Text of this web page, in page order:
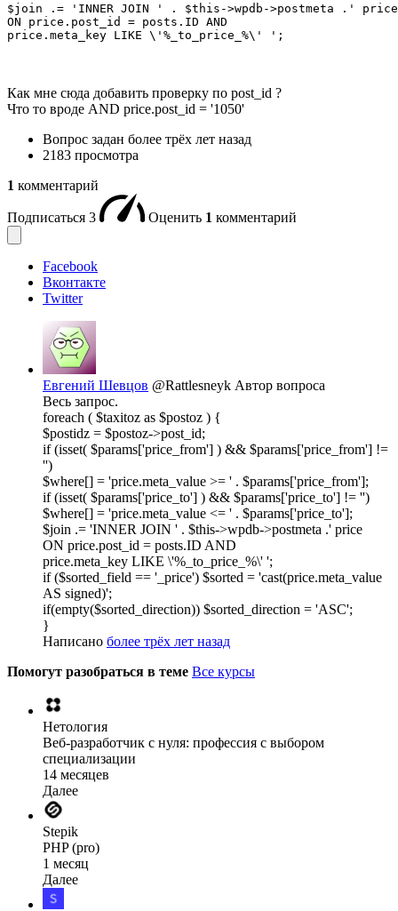
$join .= 'INNER JOIN ' . $this->wpdb->postmeta .' price
ON price.post_id = posts.ID AND
price.meta_key LIKE \'%_to_price_%\' ';
Как мне сюда добавить проверку по post_id ?
Что то вроде AND price.post_id = '1050'
Вопрос задан более трёх лет назад
2183 просмотра
1 комментарий
Подписаться 3 Оценить 1 комментарий
Facebook
Вконтакте
Twitter
Евгений Шевцов @Rattlesneyk Автор вопроса
Весь запрос.
foreach ( $taxitoz as $postoz ) {
$postidz = $postoz->post_id;
if (isset( $params['price_from'] ) && $params['price_from'] !=
'')
$where[] = 'price.meta_value >= ' . $params['price_from'];
if (isset( $params['price_to'] ) && $params['price_to'] != '')
$where[] = 'price.meta_value <= ' . $params['price_to'];
$join .= 'INNER JOIN ' . $this->wpdb->postmeta .' price
ON price.post_id = posts.ID AND
price.meta_key LIKE \'%_to_price_%\' ';
if ($sorted_field == '_price') $sorted = 'cast(price.meta_value
AS signed)';
if(empty($sorted_direction)) $sorted_direction = 'ASC';
}
Написано более трёх лет назад
Помогут разобраться в теме Все курсы
Нетология
Веб-разработчик с нуля: профессия с выбором
специализации
14 месяцев
Далее
Stepik
PHP (pro)
1 месяц
Далее